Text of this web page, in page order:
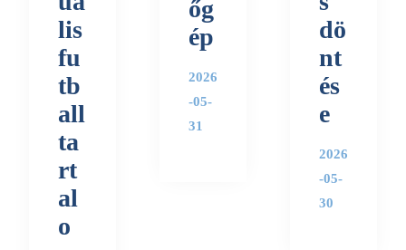
lis
fu
tb
all
ta
rt
al
o
őg
ép
2026
-05-
31
dö
nt
és
e
2026
-05-
30